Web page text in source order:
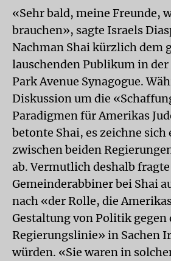
«Sehr bald, meine Freunde,
brauchen», sagte Israels
Nachman Shai kürzlich dem
lauschenden Publikum in
Park Avenue Synagogue.
Diskussion um die
Paradigmen für Amerikas
betonte Shai, es zeichne sich
zwischen beiden
ab. Vermutlich deshalb
Gemeinderabbiner bei Shai
nach «der Rolle, die
Gestaltung von Politik gegen
Regierungslinie» in Sachen
würden. «Sie waren in